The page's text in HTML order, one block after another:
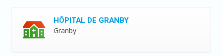
HÔPITAL DE GRANBY
Granby